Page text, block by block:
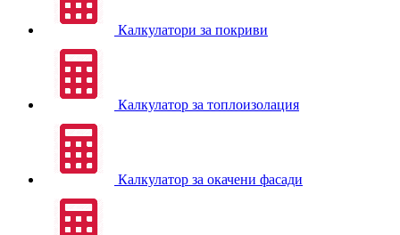
Калкулатори за покриви
Калкулатор за топлоизолация
Калкулатор за окачени фасади